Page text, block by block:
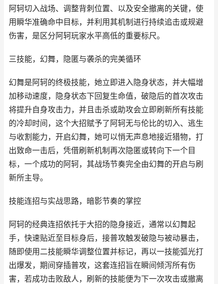
阿轲切入战场、调整背刺位置、以及安全撤离的关键，使
用瞬华准确命中目标，并利用其机制进行持续追击或规避
伤害，是区分阿轲玩家水平高低的重要标尺。
三技能，幻舞，隐匿与袭杀的完美循环
幻舞是阿轲的终极技能，她立即进入隐身状态，并大幅增
加移动速度，隐身状态下回复生命值，破隐后的首次攻击
将提升自身攻击力，并且击杀或助攻会立即刷新所有技能
的冷却时间，这个大招赋予了阿轲无与伦比的切入、逃生
与收割能力，开启幻舞，她可以悄无声息地接近猎物，打
出致命一击后，凭借刷新机制再次隐匿或转向下一个目
标，一个成功的阿轲，其战场节奏完全由幻舞的开启与刷
新所主导。
技能连招与实战思路，暗影节奏的掌控
阿轲的经典连招依托于大招的隐身接近，通常以幻舞起
手，快速贴近至目标身后，接普攻触发破隐与被动暴击，
随即使用二技能瞬华调整位置并标记，再以一技能弧光打
出爆发，期间穿插普攻，这套连招旨在瞬间倾泻所有伤
害，若成功击败敌人，刷新的技能便为下一次攻击或撤离